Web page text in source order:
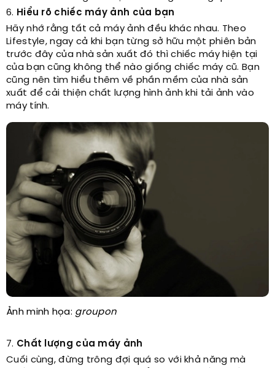
6. Hiểu rõ chiếc máy ảnh của bạn
Hãy nhớ rằng tất cả máy ảnh đều khác nhau. Theo
Lifestyle, ngay cả khi bạn từng sở hữu một phiên bản
trước đây của nhà sản xuất đó thì chiếc máy hiện tại
của bạn cũng không thể nào giống chiếc máy cũ. Bạn
cũng nên tìm hiểu thêm về phần mềm của nhà sản
xuất để cải thiện chất lượng hình ảnh khi tải ảnh vào
máy tính.
Ảnh minh họa: groupon
7. Chất lượng của máy ảnh
Cuối cùng, đừng trông đợi quá so với khả năng mà